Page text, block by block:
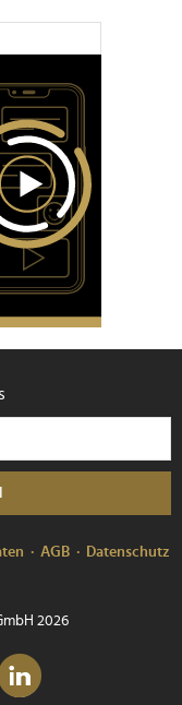
AGB
Datenschutz
2026